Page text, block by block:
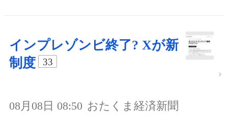
インプレゾンビ終了? Xが新
制度
33
08月08日 08:50 おたくま経済新聞